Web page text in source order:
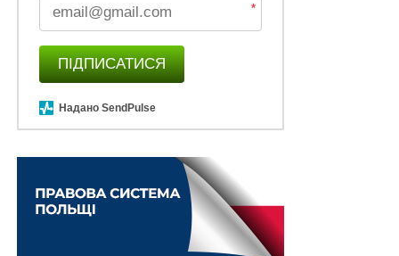
Олена Крупець (Alena Krupets), Директор з
Legal Support), Варшава
Перший – коли злочинець виманює засоби
Злочинець встановлює особу жертви (в тому
числі отримує інформацію про фінансовий стан
*
ПІДПИСАТИСЯ
Надано SendPulse